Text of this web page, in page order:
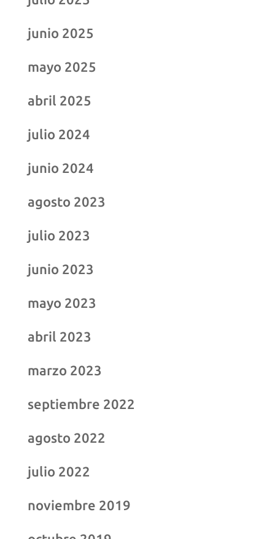
junio 2025
mayo 2025
abril 2025
julio 2024
junio 2024
agosto 2023
julio 2023
junio 2023
mayo 2023
abril 2023
marzo 2023
septiembre 2022
agosto 2022
julio 2022
noviembre 2019